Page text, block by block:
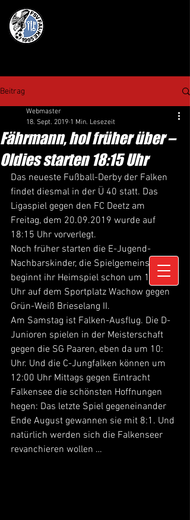
Beitrag
Fährmann, hol früher über –
Oldies starten 18:15 Uhr
Webmaster
18. Sept. 2019 1 Min. Lesezeit
Das neueste Fußball-Derby der Falken
findet diesmal in der Ü 40 statt. Das
Ligaspiel gegen den FC Deetz am
Freitag, dem 20.09.2019 wurde auf
18:15 Uhr vorverlegt.
Noch früher starten die E-Jugend-
Nachbarskinder, die Spielgemeinschaft I
beginnt ihr Heimspiel schon um 17:00
Uhr auf dem Sportplatz Wachow gegen
Grün-Weiß Brieselang II.
Am Samstag ist Falken-Ausflug. Die D-
Junioren spielen in der Meisterschaft
gegen die SG Paaren, eben da um 10:
Uhr. Und die C-Jungfalken können um
12:00 Uhr Mittags gegen Eintracht
Falkensee die schönsten Hoffnungen
hegen: Das letzte Spiel gegeneinander
Ende August gewannen sie mit 8:1. Und
natürlich werden sich die Falkenseer
revanchieren wollen …